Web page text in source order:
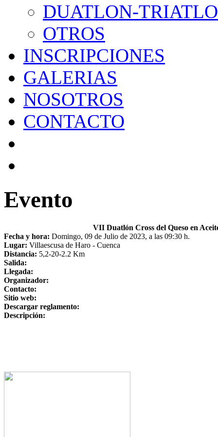
DUATLON-
OTROS
INSCRIPCIONES
GALERIAS
NOSOTROS
CONTACTO
Evento
VII Duatlón Cross del Queso en
Fecha y hora: Domingo, 09 de Julio de 2023, a las 09:30 h.
Lugar: Villaescusa de Haro - Cuenca
Distancia: 5,2-20-2.2 Km
Salida:
Llegada:
Organizador:
Contacto:
Sitio web:
Descargar reglamento:
Descripción: